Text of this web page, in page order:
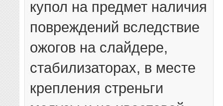
купол на предмет наличия
повреждений вследствие
ожогов на слайдере,
стабилизаторах, в месте
крепления стреньги